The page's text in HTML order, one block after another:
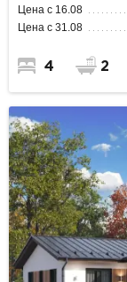
Цена с 16.08
Цена с 31.08
4 2